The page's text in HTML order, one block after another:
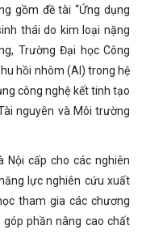
gồm đề tài “Ứng dụng
thái do kim loại nặng
Trường Đại học Công
hồi nhôm (Al) trong hệ
công nghệ kết tinh tạo
nguyên và Môi trường
Nội cấp cho các nghiên
lực nghiên cứu xuất
tham gia các chương
phần nâng cao chất